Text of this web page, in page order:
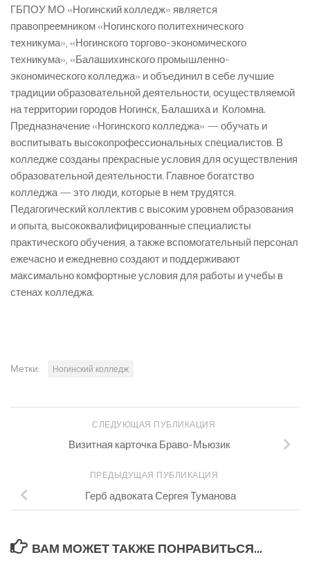
ГБПОУ МО «Ногинский колледж» является
правопреемником «Ногинского политехнического
техникума», «Ногинского торгово-экономического
техникума», «Балашихинского промышленно-
экономического колледжа» и объединил в себе лучшие
традиции образовательной деятельности, осуществляемой
на территории городов Ногинск, Балашиха и Коломна.
Предназначение «Ногинского колледжа» — обучать и
воспитывать высокопрофессиональных специалистов. В
колледже созданы прекрасные условия для осуществления
образовательной деятельности. Главное богатство
колледжа — это люди, которые в нем трудятся.
Педагогический коллектив с высоким уровнем образования
и опыта, высококвалифицированные специалисты
практического обучения, а также вспомогательный персонал
ежечасно и ежедневно создают и поддерживают
максимально комфортные условия для работы и учебы в
стенах колледжа.
Метки: Ногинский колледж
СЛЕДУЮЩАЯ ПУБЛИКАЦИЯ
Визитная карточка Браво-Мьюзик
ПРЕДЫДУЩАЯ ПУБЛИКАЦИЯ
Герб адвоката Сергея Туманова
ВАМ МОЖЕТ ТАКЖЕ ПОНРАВИТЬСЯ...